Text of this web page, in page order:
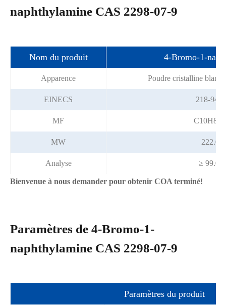
naphthylamine CAS 2298-07-9
Nom du produit 4-Bromo-1-
Apparence Poudre cristalline
EINECS 218-
MF
MW 222.08
Analyse ≥ 99.0%
Bienvenue à nous demander pour obtenir COA terminé!
Paramètres de 4-Bromo-1-
naphthylamine CAS 2298-07-9
Paramètres du produit